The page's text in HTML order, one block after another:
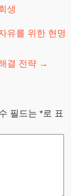
생
유를 위한 현명
결 전략 →
필드는 *로 표